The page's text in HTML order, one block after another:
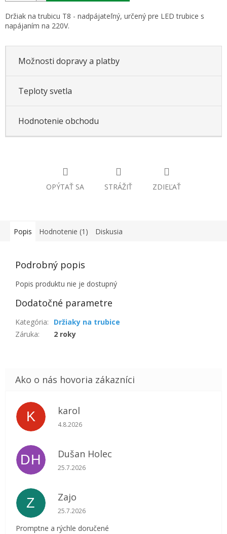
Držiak na trubicu T8 - nadpájateľný, určený pre LED trubice s
napájaním na 220V.
Možnosti dopravy a platby
Teploty svetla
Hodnotenie obchodu
OPÝTAŤ SA STRÁŽIŤ ZDIEĽAŤ
Popis Hodnotenie (1) Diskusia
Podrobný popis
Popis produktu nie je dostupný
Dodatočné parametre
Kategória:
Držiaky na trubice
Záruka: 2 roky
K karol
Hodnotenie obchodu je 5 z 5 hviezdičiek.
4.8.2026
DH Dušan Holec
Hodnotenie obchodu je 5 z 5 hviezdičiek.
25.7.2026
Z Zajo
Hodnotenie obchodu je 5 z 5 hviezdičiek.
25.7.2026
Promptne a rýchle doručené